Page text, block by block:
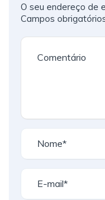
O seu endereço de
Campos